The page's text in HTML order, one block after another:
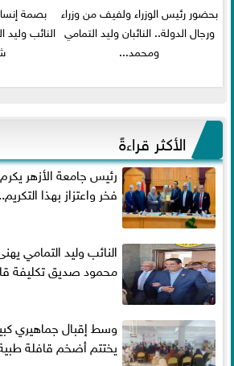
بحضور رئيس الوزراء ولفيف من وزراء
ورجال الدولة.. النائبان وليد التمامي
ومحمد...
بصمة
النائب
الأكثر قراءةً
رئيس جامعة الأزهر
فخر واعتزاز بهذا
النائب وليد التمامي
محمود صديق تكليفة
وسط إقبال جماهيري
يختتم أضخم قافلة